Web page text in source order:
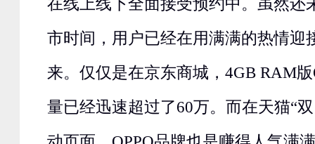
在线上线下全面接受预约中。虽然还
市时间，用户已经在用满满的热情迎
来。仅仅是在京东商城，4GB RAM版
量已经迅速超过了60万。而在天猫“